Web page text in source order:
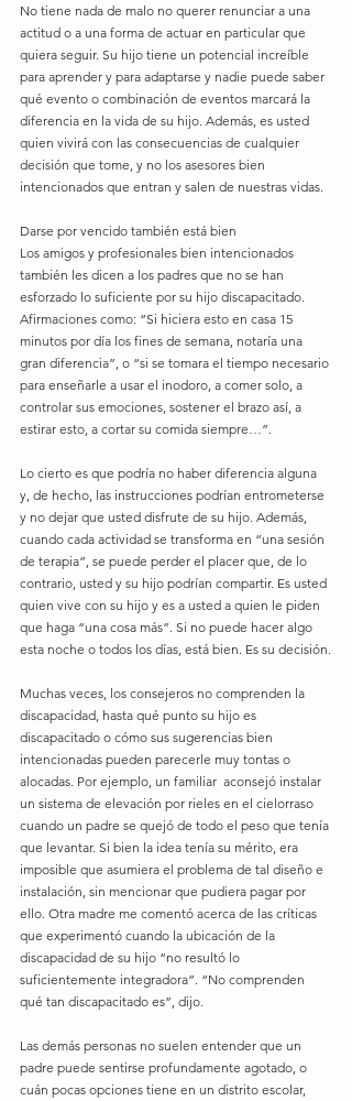
No tiene nada de malo no querer renunciar a una
actitud o a una forma de actuar en particular que
quiera seguir. Su hijo tiene un potencial increíble
para aprender y para adaptarse y nadie puede saber
qué evento o combinación de eventos marcará la
diferencia en la vida de su hijo. Además, es usted
quien vivirá con las consecuencias de cualquier
decisión que tome, y no los asesores bien
intencionados que entran y salen de nuestras vidas.
Darse por vencido también está bien
Los amigos y profesionales bien intencionados
también les dicen a los padres que no se han
esforzado lo suficiente por su hijo discapacitado.
Afirmaciones como: “Si hiciera esto en casa 15
minutos por día los fines de semana, notaría una
gran diferencia”, o “si se tomara el tiempo necesario
para enseñarle a usar el inodoro, a comer solo, a
controlar sus emociones, sostener el brazo así, a
estirar esto, a cortar su comida siempre…”.
Lo cierto es que podría no haber diferencia alguna
y, de hecho, las instrucciones podrían entrometerse
y no dejar que usted disfrute de su hijo. Además,
cuando cada actividad se transforma en “una sesión
de terapia”, se puede perder el placer que, de lo
contrario, usted y su hijo podrían compartir. Es usted
quien vive con su hijo y es a usted a quien le piden
que haga “una cosa más”. Si no puede hacer algo
esta noche o todos los días, está bien. Es su decisión.
Muchas veces, los consejeros no comprenden la
discapacidad, hasta qué punto su hijo es
discapacitado o cómo sus sugerencias bien
intencionadas pueden parecerle muy tontas o
alocadas. Por ejemplo, un familiar  aconsejó instalar
un sistema de elevación por rieles en el cielorraso
cuando un padre se quejó de todo el peso que tenía
que levantar. Si bien la idea tenía su mérito, era
imposible que asumiera el problema de tal diseño e
instalación, sin mencionar que pudiera pagar por
ello. Otra madre me comentó acerca de las críticas
que experimentó cuando la ubicación de la
discapacidad de su hijo “no resultó lo
suficientemente integradora”. “No comprenden
qué tan discapacitado es”, dijo.
Las demás personas no suelen entender que un
padre puede sentirse profundamente agotado, o
cuán pocas opciones tiene en un distrito escolar,